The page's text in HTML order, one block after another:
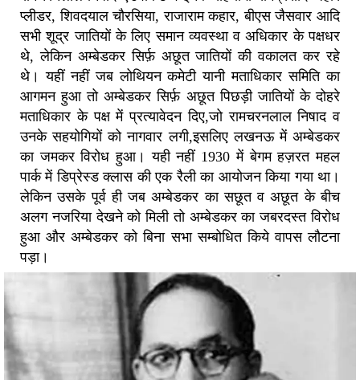
प्लीडर, शिवदयाल चौरसिया, राजाराम कहार, बीएस जैसवार आदि
सभी शूद्र जातियों के लिए समान व्यवस्था व अधिकार के पक्षधर
थे, लेकिन अम्बेडकर सिर्फ़ अछूत जातियों की वकालत कर रहे
थे। यहीं नहीं जब लोथियन कमेटी यानी मताधिकार समिति का
आगमन हुआ तो अम्बेडकर सिर्फ़ अछूत पिछड़ी जातियों के दोहरे
मताधिकार के पक्ष में प्रत्यावेदन दिए,जो रामचरनलाल निषाद व
उनके सहयोगियों को नागवार लगी,इसलिए लखनऊ में अम्बेडकर
का जमकर विरोध हुआ। यही नहीं 1930 में बेगम हज़रत महल
पार्क में डिप्रेस्ड क्लास की एक रैली का आयोजन किया गया था।
लेकिन उसके पूर्व ही जब अम्बेडकर का सछूत व अछूत के बीच
अलग नजरिया देखने को मिली तो अम्बेडकर का जबरदस्त विरोध
हुआ और अम्बेडकर को बिना सभा सम्बोधित किये वापस लौटना
पड़ा।